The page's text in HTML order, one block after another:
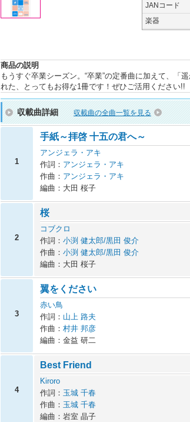
JANコード
楽器
商品の説明
もうすぐ卒業シーズン。“卒業”の定番曲に加えて、「
れた、とってもお得な1冊です！ぜひご活用ください!!
収載曲詳細 収載曲の全曲一覧を見る
1
手紙～拝啓 十五の君へ～
アンジェラ・アキ
作詞： アンジェラ・アキ
作曲： アンジェラ・アキ
編曲：大田 桜子
2
桜
コブクロ
作詞： 小渕 健太郎/黒田 俊介
作曲： 小渕 健太郎/黒田 俊介
編曲：大田 桜子
3
翼をください
赤い鳥
作詞： 山上 路夫
作曲： 村井 邦彦
編曲：金益 研二
4
Best Friend
Kiroro
作詞： 玉城 千春
作曲： 玉城 千春
編曲：岩室 晶子